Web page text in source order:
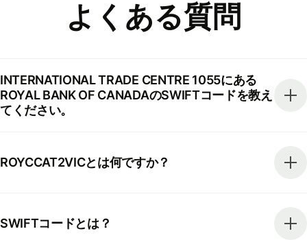
よくある質問
INTERNATIONAL TRADE CENTRE 1055にある
ROYAL BANK OF CANADAのSWIFTコードを教え
てください。
ROYCCAT2VICとは何ですか？
SWIFTコードとは？